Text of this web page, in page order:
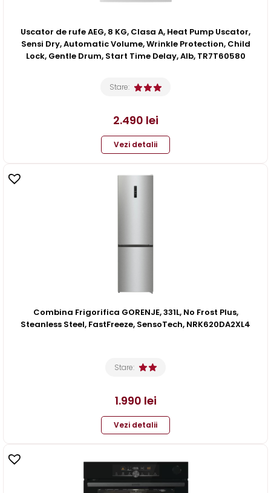
Uscator de rufe AEG, 8 KG, Clasa A, Heat Pump Uscator,
Sensi Dry, Automatic Volume, Wrinkle Protection, Child
Lock, Gentle Drum, Start Time Delay, Alb, TR7T60580
Stare:
2.490 lei
Vezi detalii
Combina Frigorifica GORENJE, 331L, No Frost Plus,
Steanless Steel, FastFreeze, SensoTech, NRK620DA2XL4
Stare:
1.990 lei
Vezi detalii